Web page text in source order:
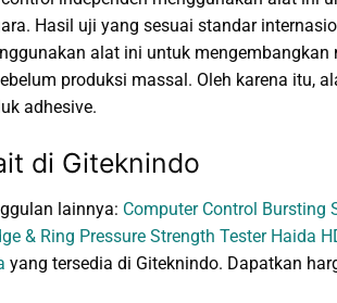
Hasil uji yang sesuai standar
alat ini untuk
produksi massal. Oleh karena itu,
adhesive.
di Giteknindo
lainnya: Computer Control Bursting
& Ring Pressure Strength Tester Haida
yang tersedia di Giteknindo. Dapatkan